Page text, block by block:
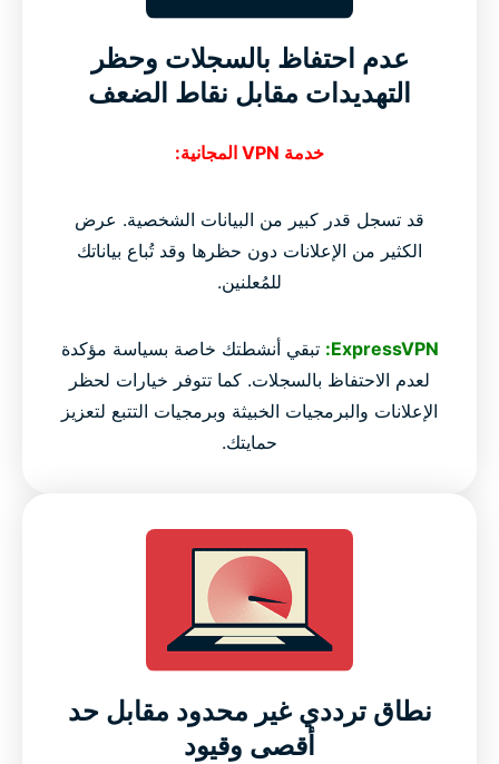
عدم احتفاظ بالسجلات وحظر
التهديدات مقابل نقاط الضعف
خدمة VPN المجانية:
قد تسجل قدر كبير من البيانات الشخصية. عرض
الكثير من الإعلانات دون حظرها وقد تُباع بياناتك
للمُعلنين.
ExpressVPN: تبقي أنشطتك خاصة بسياسة مؤكدة
لعدم الاحتفاظ بالسجلات. كما تتوفر خيارات لحظر
الإعلانات والبرمجيات الخبيثة وبرمجيات التتبع لتعزيز
حمايتك.
نطاق ترددي غير محدود مقابل حد
أقصى وقيود